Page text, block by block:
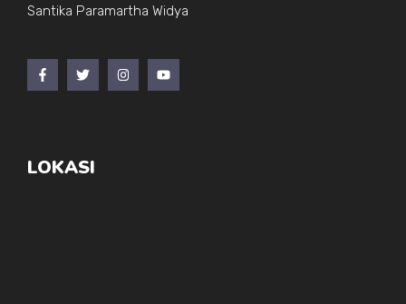
Santika Paramartha Widya
LOKASI